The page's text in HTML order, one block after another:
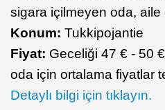
sigara içilmeyen oda, aile
Konum: Tukkipojantie
Fiyat: Geceliği 47 € - 50
oda için ortalama fiyatlar
Detaylı bilgi için tıklayın.